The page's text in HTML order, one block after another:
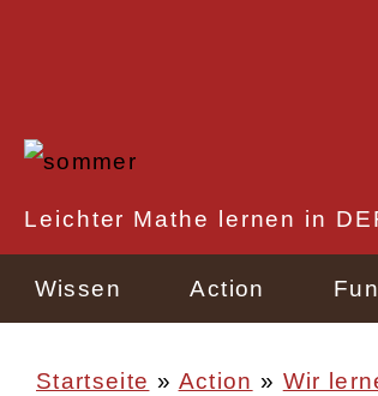
Rechtlicher
Schnellzugriff
Leichter Mathe lernen in
Wissen Action Fun
Startseite Action Wir